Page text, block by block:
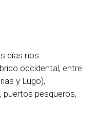
días nos
occidental, entre
y Lugo),
puertos pesqueros,